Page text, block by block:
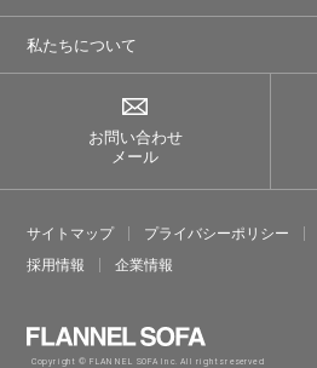
私たちについて
お問い合わせ
メール
サイトマップ プライバシーポリシー
採⽤情報
企業情報
Copyright © FLANNEL SOFA Inc. All rights reserved